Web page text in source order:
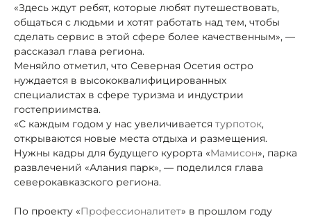
«Здесь ждут ребят, которые любят путешествовать,
общаться с людьми и хотят работать над тем, чтобы
сделать сервис в этой сфере более качественным», —
рассказал глава региона.
Меняйло отметил, что Северная Осетия остро
нуждается в высококвалифицированных
специалистах в сфере туризма и индустрии
гостеприимства.
«С каждым годом у нас увеличивается турпоток,
открываются новые места отдыха и размещения.
Нужны кадры для будущего курорта «Мамисон», парка
развлечений «Алания парк», — поделился глава
северокавказского региона.
По проекту «Профессионалитет» в прошлом году